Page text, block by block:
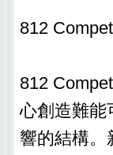
812
812
心創造難能
響的結構。